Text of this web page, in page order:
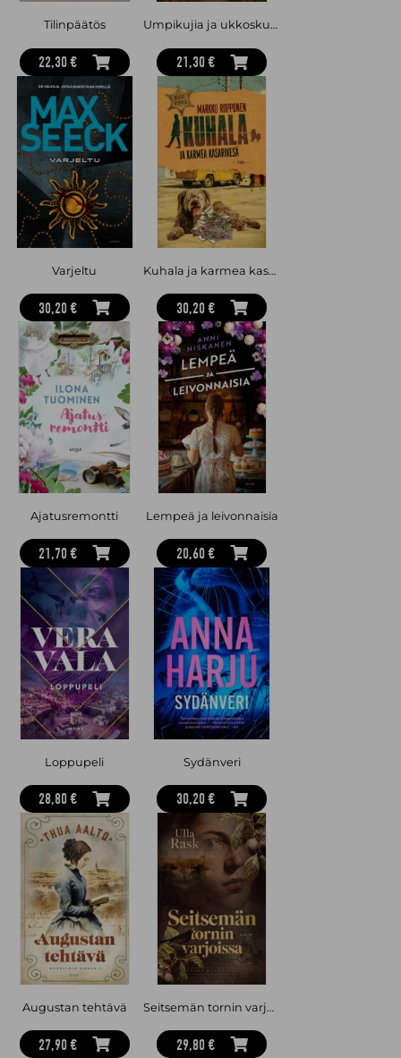
Tilinpäätös
22,30 €
Umpikujia ja ukkoskuuroja
21,30 €
Varjeltu
30,20 €
Kuhala ja karmea kasarikesä
30,20 €
Ajatusremontti
21,70 €
Lempeä ja leivonnaisia
20,60 €
Loppupeli
28,80 €
Sydänveri
30,20 €
Augustan tehtävä
27,90 €
Seitsemän tornin varjoissa
29,80 €